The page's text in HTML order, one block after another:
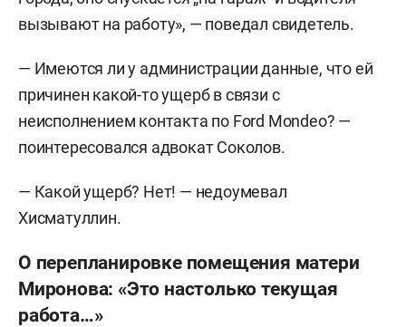
вызывают на работу», — поведал свидетель.
— Имеются ли у администрации данные, что ей
причинен какой-то ущерб в связи с
неисполнением контакта по Ford Mondeo? —
поинтересовался адвокат Соколов.
— Какой ущерб? Нет! — недоумевал
Хисматуллин.
О перепланировке помещения матери
Миронова: «Это настолько текущая
работа…»